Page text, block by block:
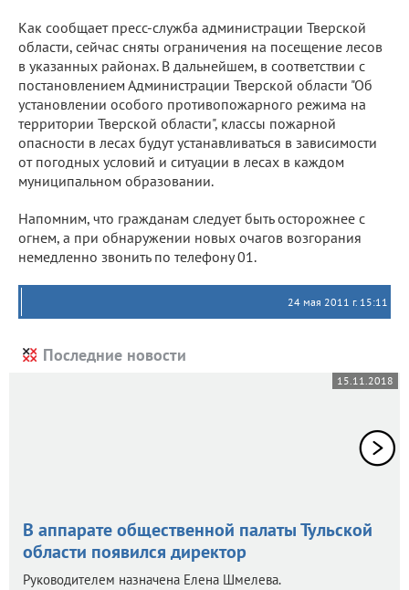
Как сообщает пресс-служба администрации Тверской
области, сейчас сняты ограничения на посещение лесов
в указанных районах. В дальнейшем, в соответствии с
постановлением Администрации Тверской области "Об
установлении особого противопожарного режима на
территории Тверской области", классы пожарной
опасности в лесах будут устанавливаться в зависимости
от погодных условий и ситуации в лесах в каждом
муниципальном образовании.
Напомним, что гражданам следует быть осторожнее с
огнем, а при обнаружении новых очагов возгорания
немедленно звонить по телефону 01.
24 мая 2011 г. 15:11
Последние новости
15.11.2018
В аппарате общественной палаты Тульской
области появился директор
Руководителем назначена Елена Шмелева.